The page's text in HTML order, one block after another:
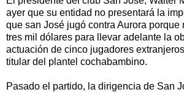
ayer que su entidad no presentará la
que san José jugó contra Aurora porque
tres mil dólares para llevar adelante la
actuación de cinco jugadores
titular del plantel cochabambino.
Pasado el partido, la dirigencia de San